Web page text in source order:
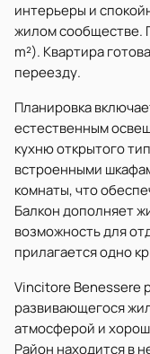
интерьеры и
жилом сообществе.
m²). Квартира
переезду.
Планировка
естественным
кухню открытого
встроенными
комнаты, что
Балкон дополняет
возможность для
прилагается одно
Vincitore Benessere
развивающегося
атмосферой и
Район находится в